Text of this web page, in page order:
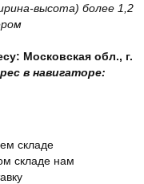
высота) более 1,2
Московская обл., г.
в навигаторе:
складе
складе нам